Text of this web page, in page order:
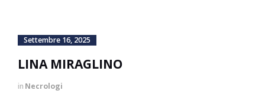
Settembre 16, 2025
LINA MIRAGLINO
in Necrologi